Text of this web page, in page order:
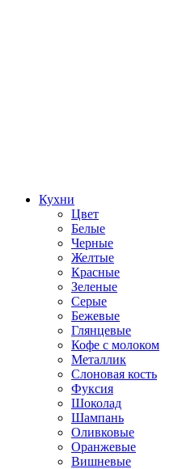
Кухни
Цвет
Белые
Черные
Желтые
Красные
Зеленые
Серые
Бежевые
Глянцевые
Кофе с молоком
Металлик
Слоновая кость
Фуксия
Шоколад
Шампань
Оливковые
Оранжевые
Вишневые